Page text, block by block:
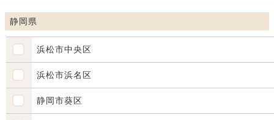
静岡県
浜松市中央区
浜松市浜名区
静岡市葵区